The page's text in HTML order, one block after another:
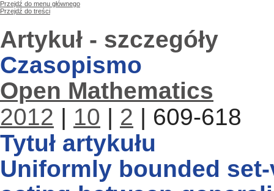
Przejdź do menu głównego
Przejdź do treści
Artykuł - szczegóły
Czasopismo
Open Mathematics
2012 | 10 | 2 | 609-618
Tytuł artykułu
Uniformly bounded